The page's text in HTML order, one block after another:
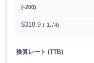
(-200)
$318.9 (-1.74)
換算レート (TTB)